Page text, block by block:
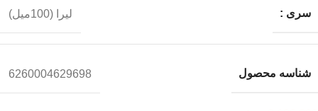
سری : لیرا (100میل)
شناسه محصول 6260004629698